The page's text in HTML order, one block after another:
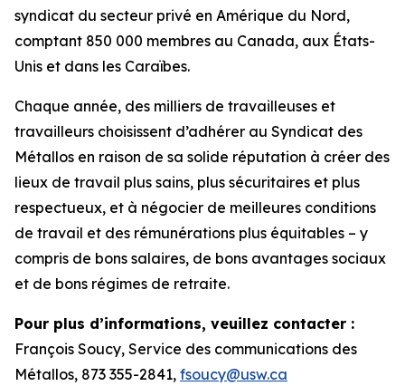
syndicat du secteur privé en Amérique du Nord,
comptant 850 000 membres au Canada, aux États-
Unis et dans les Caraïbes.
Chaque année, des milliers de travailleuses et
travailleurs choisissent d’adhérer au Syndicat des
Métallos en raison de sa solide réputation à créer des
lieux de travail plus sains, plus sécuritaires et plus
respectueux, et à négocier de meilleures conditions
de travail et des rémunérations plus équitables – y
compris de bons salaires, de bons avantages sociaux
et de bons régimes de retraite.
Pour plus d’informations, veuillez contacter :
François Soucy, Service des communications des
Métallos, 873 355-2841, fsoucy@usw.ca